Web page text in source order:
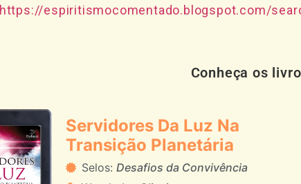
https://espiritismocomentado.blogspot.com/
Conheça os
Servidores Da Luz Na
Transição Planetária
Selos: Desafios da Convivência